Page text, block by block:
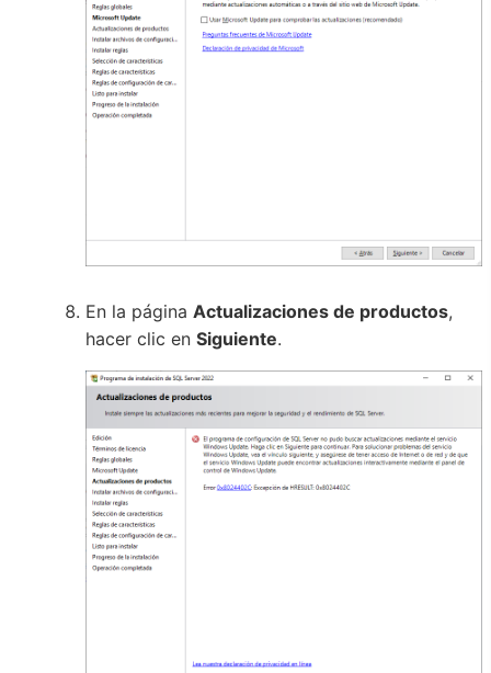
En la página Actualizaciones de productos,
hacer clic en Siguiente.